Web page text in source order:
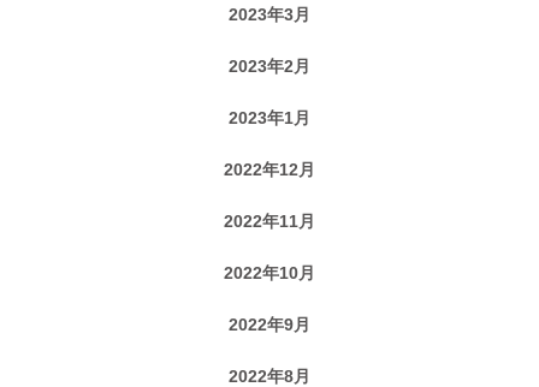
2023年3月
2023年2月
2023年1月
2022年12月
2022年11月
2022年10月
2022年9月
2022年8月